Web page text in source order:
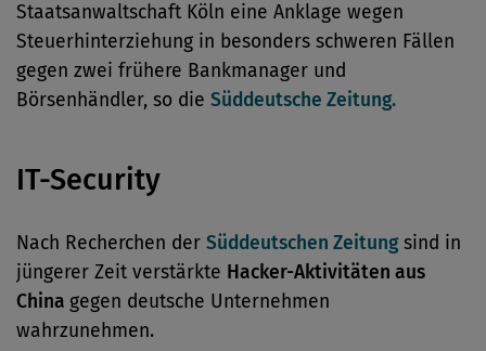
Staatsanwaltschaft Köln eine Anklage wegen
Steuerhinterziehung in besonders schweren Fällen
gegen zwei frühere Bankmanager und
Börsenhändler, so die Süddeutsche Zeitung.
IT-Security
Nach Recherchen der Süddeutschen Zeitungsind in
jüngerer Zeit verstärkte Hacker-Aktivitäten aus
China gegen deutsche Unternehmen
wahrzunehmen.